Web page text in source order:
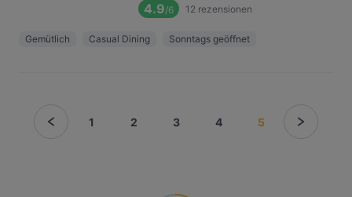
4.9/6 12 rezensionen
Gemütlich Casual Dining Sonntags geöffnet
1 2 3 4 5